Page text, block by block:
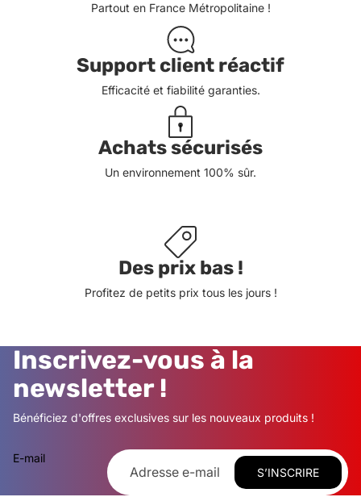
Partout en France Métropolitaine !
Support client réactif
Efficacité et fiabilité garanties.
Achats sécurisés
Un environnement 100% sûr.
Des prix bas !
Profitez de petits prix tous les jours !
Inscrivez-vous à la
newsletter !
Bénéficiez d'offres exclusives sur les nouveaux produits !
E-mail
S’INSCRIRE